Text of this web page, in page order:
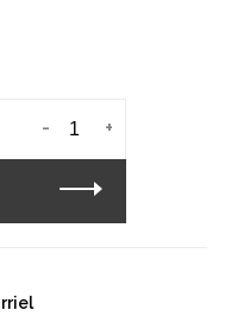
+
-